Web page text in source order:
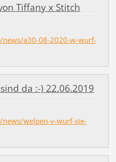
Tiffany x Stitch
news/a30-08-2020-w-wurf-
da :-) 22.06.2019
news/welpen-v-wurf-sie-